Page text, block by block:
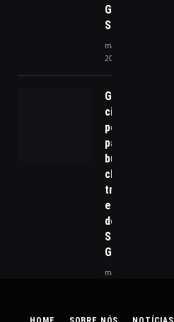
Grande do
Sul
maio 14,
2024
Gramado: A
cidade
perfeita
para quem
busca
charme,
tranquilidade
e qualidade
de vida na
Serra
Gaúcha
maio 20, 2025